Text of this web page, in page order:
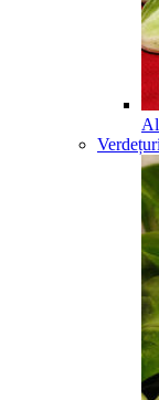
Verdețuri